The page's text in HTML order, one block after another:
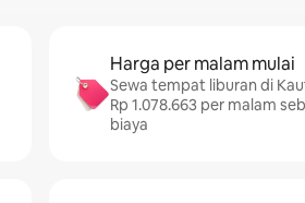
Harga per malam mulai
Sewa tempat liburan di
Rp 1.078.663 per malam
biaya